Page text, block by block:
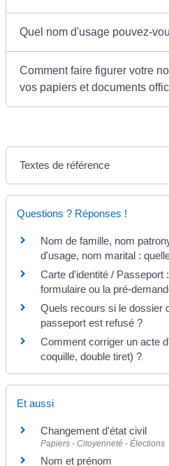
Quel nom d'usage pouvez-
Comment faire figurer votre
vos papiers et documents
Textes de référence
Questions ? Réponses !
Nom de famille, nom
d'usage, nom marital :
Carte d'identité / Passeport
formulaire ou la pré-
Quels recours si le dossier
passeport est refusé ?
Comment corriger un acte
coquille, double tiret) ?
Et aussi
Changement d'état civil
Papiers - Citoyenneté - Élections
Nom et prénom